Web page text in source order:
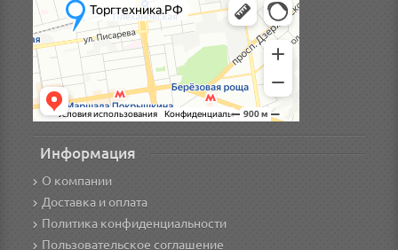
Информация
О компании
Доставка и оплата
Политика конфиденциальности
Пользовательское соглашение